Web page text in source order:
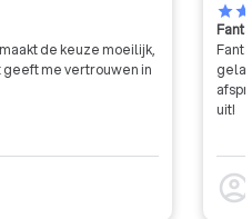
de keuze moeilijk,
geeft me vertrouwen in
starstar
uit!
account_circle